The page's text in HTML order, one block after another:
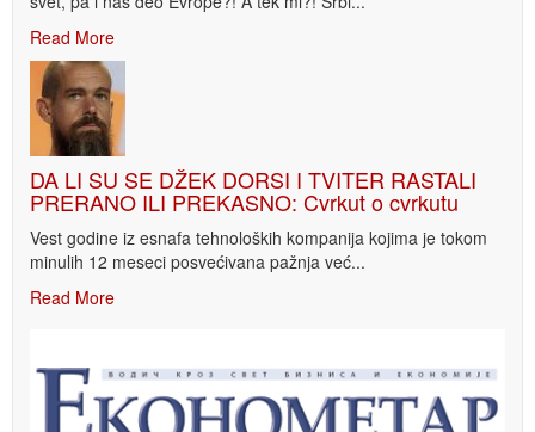
Read More
DA LI SU SE DŽEK DORSI I TVITER RASTALI
PRERANO ILI PREKASNO: Cvrkut o cvrkutu
Vest godine iz esnafa tehnoloških kompanija kojima je tokom
minulih 12 meseci posvećivana pažnja već...
Read More